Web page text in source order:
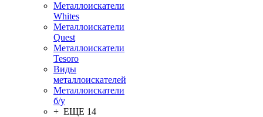
Металлоискатели
Whites
Металлоискатели
Quest
Металлоискатели
Tesoro
Виды
металлоискателей
Металлоискатели
б/у
+ ЕЩЕ 14